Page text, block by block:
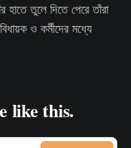
তুলে দিতে পেরে তাঁরা
ও কর্মীদের মধ্যে
like this.